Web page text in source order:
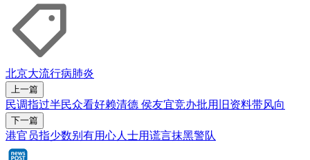
北京大流行病肺炎
上一篇
民调指过半民众看好赖清德 侯友宜竞办批用旧资料带风向
下一篇
港官员指少数别有用心人士用谎言抹黑警队